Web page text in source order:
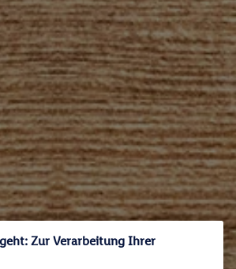
Zur Verarbeitung Ihrer